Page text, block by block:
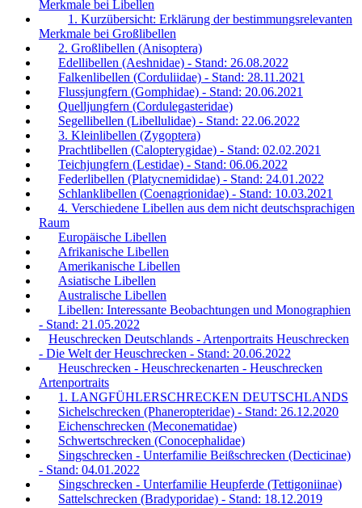
Merkmale bei Libellen
1. Kurzübersicht: Erklärung der bestimmungsrelevanten
Merkmale bei Großlibellen
2. Großlibellen (Anisoptera)
Edellibellen (Aeshnidae) - Stand: 26.08.2022
Falkenlibellen (Corduliidae) - Stand: 28.11.2021
Flussjungfern (Gomphidae) - Stand: 20.06.2021
Quelljungfern (Cordulegasteridae)
Segellibellen (Libellulidae) - Stand: 22.06.2022
3. Kleinlibellen (Zygoptera)
Prachtlibellen (Calopterygidae) - Stand: 02.02.2021
Teichjungfern (Lestidae) - Stand: 06.06.2022
Federlibellen (Platycnemididae) - Stand: 24.01.2022
Schlanklibellen (Coenagrionidae) - Stand: 10.03.2021
4. Verschiedene Libellen aus dem nicht deutschsprachigen
Raum
Europäische Libellen
Afrikanische Libellen
Amerikanische Libellen
Asiatische Libellen
Australische Libellen
Libellen: Interessante Beobachtungen und Monographien
- Stand: 21.05.2022
Heuschrecken Deutschlands - Artenportraits Heuschrecken
- Die Welt der Heuschrecken - Stand: 20.06.2022
Heuschrecken - Heuschreckenarten - Heuschrecken
Artenportraits
1. LANGFÜHLERSCHRECKEN DEUTSCHLANDS
Sichelschrecken (Phaneropteridae) - Stand: 26.12.2020
Eichenschrecken (Meconematidae)
Schwertschrecken (Conocephalidae)
Singschrecken - Unterfamilie Beißschrecken (Decticinae)
- Stand: 04.01.2022
Singschrecken - Unterfamilie Heupferde (Tettigoniinae)
Sattelschrecken (Bradyporidae) - Stand: 18.12.2019